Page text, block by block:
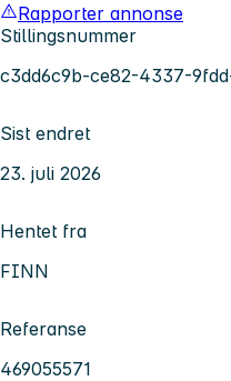
Rapporter annonse
Stillingsnummer
c3dd6c9b-ce82-4337-
Sist endret
23. juli 2026
Hentet fra
FINN
Referanse
469055571